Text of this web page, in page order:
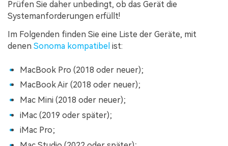
Prüfen Sie daher unbedingt, ob das Gerät die
Systemanforderungen erfüllt!
Im Folgenden finden Sie eine Liste der Geräte, mit
denen Sonoma kompatibel ist:
MacBook Pro (2018 oder neuer);
MacBook Air (2018 oder neuer);
Mac Mini (2018 oder neuer);
iMac (2019 oder später);
iMac Pro;